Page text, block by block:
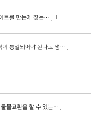
트를 한눈에 찾는…
이 통일되어야 된다고 생…
물물교환을 할 수 있는…